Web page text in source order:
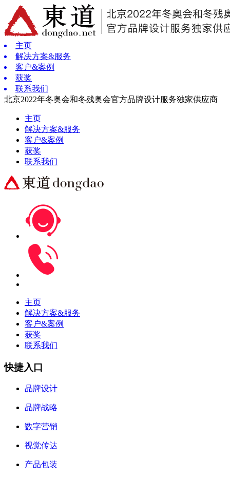
主页
解决方案&服务
客户&案例
获奖
联系我们
北京2022年冬奥会和冬残奥会官方品牌设计服务独家供应商
主页
解决方案&服务
客户&案例
获奖
联系我们
主页
解决方案&服务
客户&案例
获奖
联系我们
快捷入口
品牌设计
品牌战略
数字营销
视觉传达
产品包装